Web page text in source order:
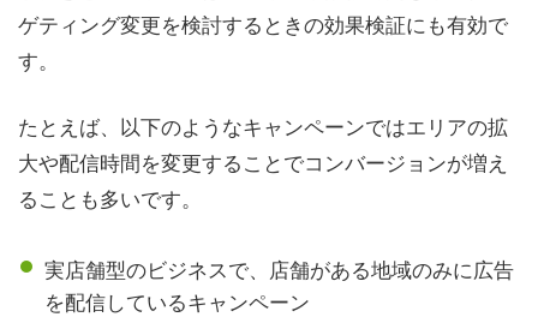
ゲティング変更を検討するときの効果検証にも有効で
す。
たとえば、以下のようなキャンペーンではエリアの拡
大や配信時間を変更することでコンバージョンが増え
ることも多いです。
実店舗型のビジネスで、店舗がある地域のみに広告
を配信しているキャンペーン